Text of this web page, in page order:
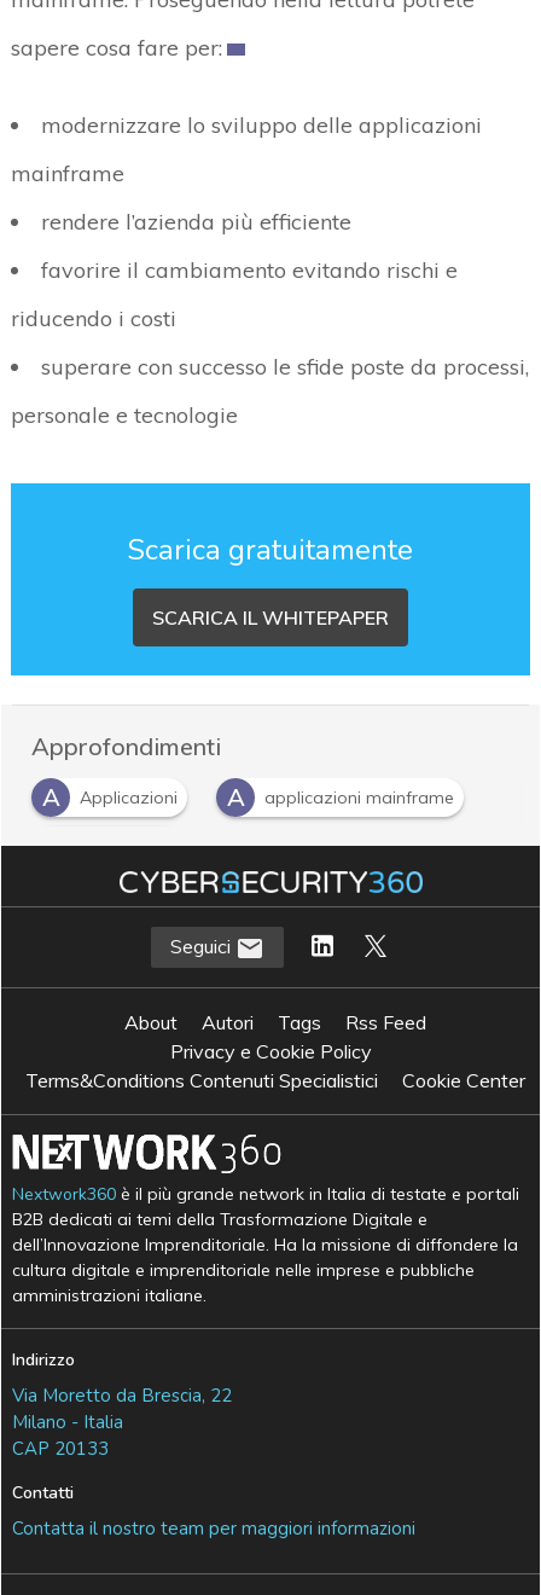
sapere cosa fare per:
modernizzare lo sviluppo delle applicazioni
mainframe
rendere l’azienda più efficiente
favorire il cambiamento evitando rischi e
riducendo i costi
superare con successo le sfide poste da processi,
personale e tecnologie
Scarica gratuitamente
SCARICA IL WHITEPAPER
Approfondimenti
A
Applicazioni A applicazioni mainframe
M Micro Focus
software configuration and change management
Seguici
About Autori Tags
Rss Feed
Privacy e Cookie Policy
Terms&Conditions Contenuti Specialistici
Cookie Center
Nextwork360 è il più grande network in Italia di testate e portali
B2B dedicati ai temi della Trasformazione Digitale e
dell’Innovazione Imprenditoriale. Ha la missione di diffondere la
cultura digitale e imprenditoriale nelle imprese e pubbliche
amministrazioni italiane.
Indirizzo
Via Moretto da Brescia, 22
Milano - Italia
CAP 20133
Contatti
Contatta il nostro team per maggiori informazioni